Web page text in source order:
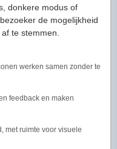
donkere modus of
de mogelijkheid
te stemmen.
werken samen zonder te
feedback en maken
met ruimte voor visuele